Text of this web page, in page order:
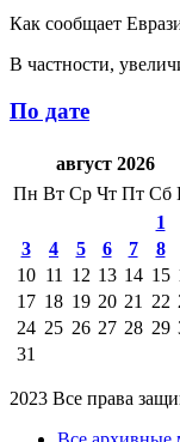
Как сообщает
В частности,
По дате
август 2026
Пн Вт Ср Чт Пт Сб
1
3
4 5 6 7 8
10 11 12 13 14 15
17 18 19 20 21 22
24 25 26 27 28 29
31
2023 Все права